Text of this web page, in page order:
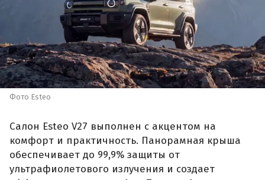
Фото Esteo
Салон Esteo V27 выполнен с акцентом на
комфорт и практичность. Панорамная крыша
обеспечивает до 99,9% защиты от
ультрафиолетового излучения и создает